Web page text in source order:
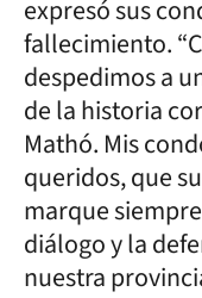
expresó sus
fallecimiento.
despedimos a
de la historia
Mathó. Mis
queridos, que
marque
diálogo y la
nuestra